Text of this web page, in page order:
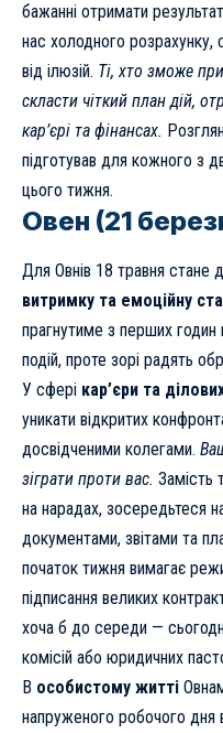
бажанні отримати
нас холодного розрахунку,
від ілюзій. Ті, хто зможе
скласти чіткий план дій,
кар’єрі та фінансах.
підготував для кожного з
цього тижня.
Овен (21
Для Овнів 18 травня стане
витримку та емоційну
прагнутиме з перших годин
подій, проте зорі радять
У сфері кар’єри та
уникати відкритих
досвідченими колегами.
зіграти проти вас. Замість
на нарадах, зосередьтеся
документами, звітами та
початок тижня вимагає
підписання великих
хоча б до середи —
комісій або юридичних
В особистому житті
напруженого робочого дня